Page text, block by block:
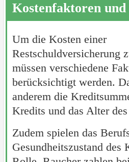
Kostenfaktoren
Um die Kosten einer
Restschuldversicherung
müssen verschiedene
berücksichtigt werden.
anderem die
Kredits und das Alter
Zudem spielen das
Gesundheitszustand des